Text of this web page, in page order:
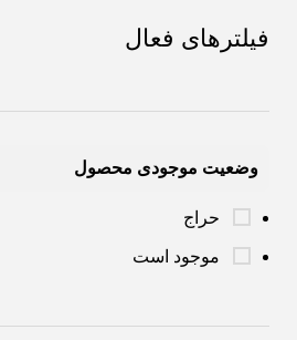
فیلترهای فعال
وضعیت موجودی محصول
حراج
موجود است